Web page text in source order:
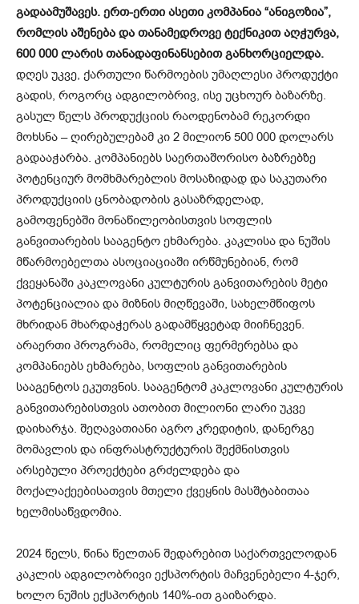
გადაამუშავეს. ერთ-ერთი ასეთი კომპანია “ანიგოზია”,
რომლის აშენება და თანამედროვე ტექნიკით აღჭურვა,
600 000 ლარის თანადაფინანსებით განხორციელდა.
დღეს უკვე, ქართული წარმოების უმაღლესი პროდუქტი
გადის, როგორც ადგილობრივ, ისე უცხოურ ბაზარზე.
გასულ წელს პროდუქციის რაოდენობამ რეკორდი
მოხსნა – ღირებულებამ კი 2 მილიონ 500 000 დოლარს
გადააჭარბა. კომპანიებს საერთაშორისო ბაზრებზე
პოტენციურ მომხმარებლის მოსაზიდად და საკუთარი
პროდუქციის ცნობადობის გასაზრდელად,
გამოფენებში მონაწილეობისთვის სოფლის
განვითარების სააგენტო ეხმარება. კაკლისა და ნუშის
მწარმოებელთა ასოციაციაში ირწმუნებიან, რომ
ქვეყანაში კაკლოვანი კულტურის განვითარების მეტი
პოტენციალია და მიზნის მიღწევაში, სახელმწიფოს
მხრიდან მხარდაჭერას გადამწყვეტად მიიჩნევენ.
არაერთი პროგრამა, რომელიც ფერმერებსა და
კომპანიებს ეხმარება, სოფლის განვითარების
სააგენტოს ეკუთვნის. სააგენტომ კაკლოვანი კულტურის
განვითარებისთვის ათობით მილიონი ლარი უკვე
დაიხარჯა. შეღავათიანი აგრო კრედიტის, დანერგე
მომავლის და ინფრასტრუქტურის შექმნისთვის
არსებული პროექტები გრძელდება და
მოქალაქეებისათვის მთელი ქვეყნის მასშტაბითაა
ხელმისაწვდომია.
2024 წელს, წინა წელთან შედარებით საქართველოდან
კაკლის ადგილობრივი ექსპორტის მაჩვენებელი 4-ჯერ,
ხოლო ნუშის ექსპორტის 140%-ით გაიზარდა.